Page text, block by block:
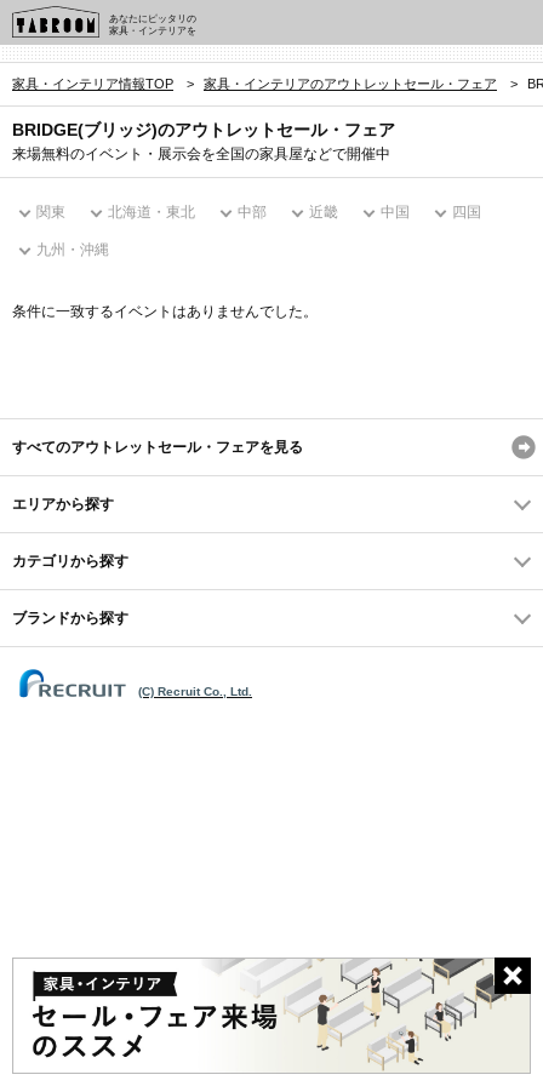
あなたにピッタリの
家具・インテリアを
家具・インテリア情報TOP > 家具・インテリアのアウトレットセール・フェア >
BRIDGE(ブリッジ)のアウトレットセール・フェア
来場無料のイベント・展示会を全国の家具屋などで開催中
関東 北海道・東北 中部 近畿 中国 四国
九州・沖縄
条件に一致するイベントはありませんでした。
すべてのアウトレットセール・フェアを見る
エリアから探す
カテゴリから探す
ブランドから探す
(C) Recruit Co., Ltd.